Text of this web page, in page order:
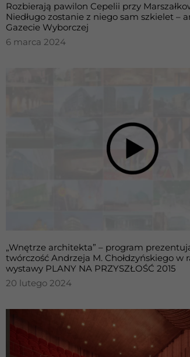
Rozbierają pawilon Cepelii przy
Niedługo zostanie z niego sam szkielet –
Gazecie Wyborczej
6 marca 2024
„Wnętrze architekta” – program
twórczość Andrzeja M. Chołdzyńskiego w
wystawy PLANY NA PRZYSZŁOŚĆ 2015
20 lutego 2024